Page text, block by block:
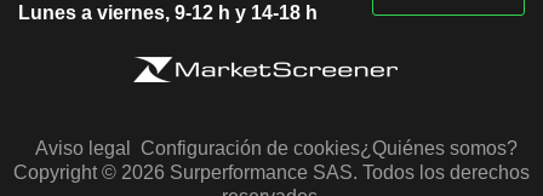
Lunes a viernes, 9-12 h y 14-18 h
Aviso legal Configuración de cookies¿Quiénes somos?
Copyright © 2026 Surperformance SAS. Todos los derechos